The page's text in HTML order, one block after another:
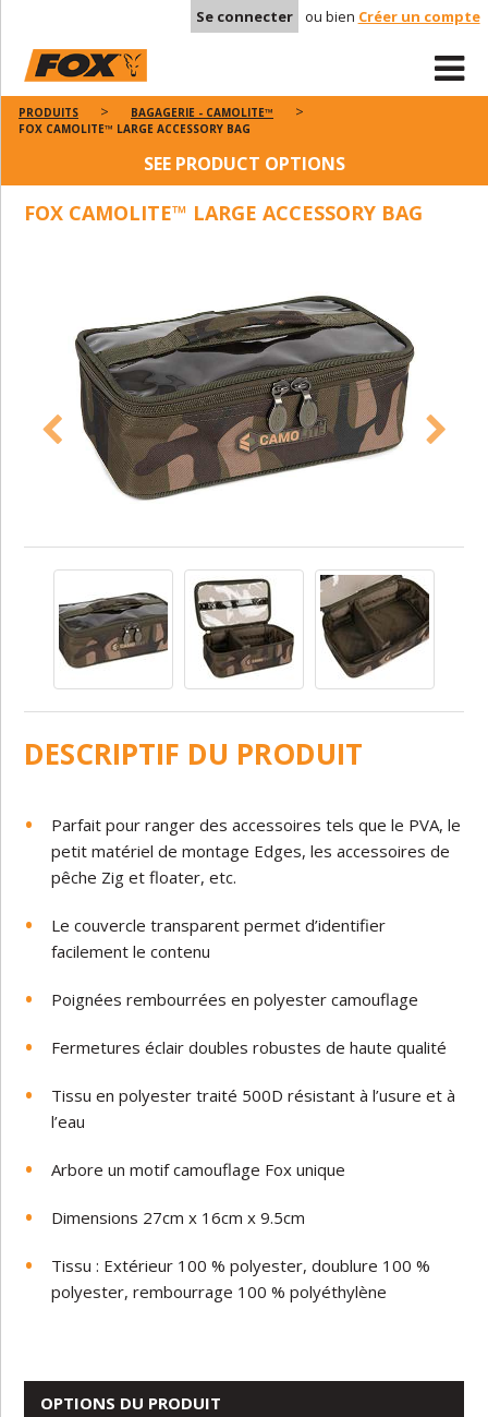
Se connecter ou bien Créer un compte
PRODUITS
BAGAGERIE - CAMOLITE™
FOX CAMOLITE™ LARGE ACCESSORY BAG
SEE PRODUCT OPTIONS
FOX CAMOLITE™ LARGE ACCESSORY BAG
DESCRIPTIF DU PRODUIT
Parfait pour ranger des accessoires tels que le PVA, le
petit matériel de montage Edges, les accessoires de
pêche Zig et floater, etc.
Le couvercle transparent permet d’identifier
facilement le contenu
Poignées rembourrées en polyester camouflage
Fermetures éclair doubles robustes de haute qualité
Tissu en polyester traité 500D résistant à l’usure et à
l’eau
Arbore un motif camouflage Fox unique
Dimensions 27cm x 16cm x 9.5cm
Tissu : Extérieur 100 % polyester, doublure 100 %
polyester, rembourrage 100 % polyéthylène
OPTIONS DU PRODUIT